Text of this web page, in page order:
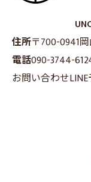
住所〒700-0941
電話090-3744-
お問い合わせ